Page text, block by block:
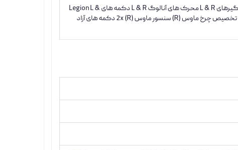
لژیون L/R دکمه های ABXY D-pad جوی استیک های جلوه هال L & R ضربه گیرهای L & R محرک های آنالوگ L & R دکمه های Legion L &
R دکمه مشاهده (L) دکمه منو (L) پد آهنگ (R) 6 عدد دکمه دستگیره قابل تخصیص چرخ ماوس (R) سنسور ماوس (R) 2x دکمه های آزاد